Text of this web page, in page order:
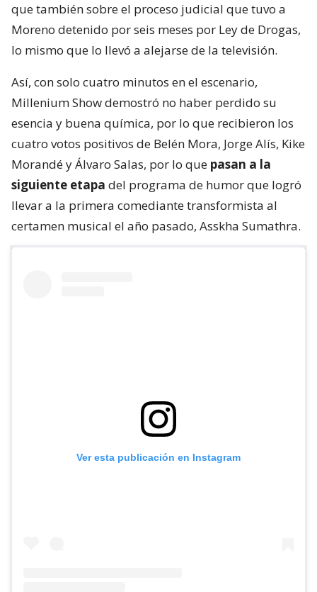
que también sobre el proceso judicial que tuvo a
Moreno detenido por seis meses por Ley de Drogas,
lo mismo que lo llevó a alejarse de la televisión.
Así, con solo cuatro minutos en el escenario,
Millenium Show demostró no haber perdido su
esencia y buena química, por lo que recibieron los
cuatro votos positivos de Belén Mora, Jorge Alís, Kike
Morandé y Álvaro Salas, por lo que pasan a la
siguiente etapa del programa de humor que logró
llevar a la primera comediante transformista al
certamen musical el año pasado, Asskha Sumathra.
Ver esta publicación en Instagram